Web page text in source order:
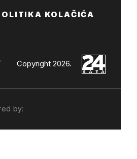
KOLAČIĆA
Copyright 2026.
by: